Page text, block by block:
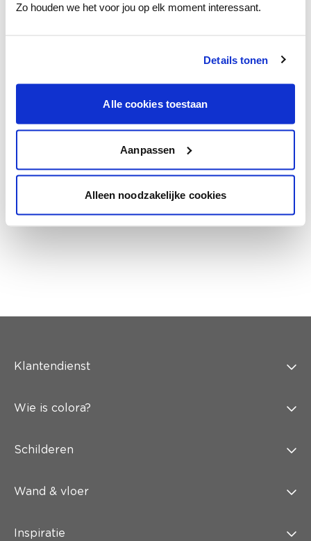
Zo houden we het voor jou op elk moment interessant.
Details tonen
Alle cookies toestaan
Aanpassen
Alleen noodzakelijke cookies
Krijg kleuradvies op basis van de lichtinval
en je meubels.
Krijg ineens een technologische check-up
Klantendienst
Wie is colora?
Schilderen
Wand & vloer
Inspiratie